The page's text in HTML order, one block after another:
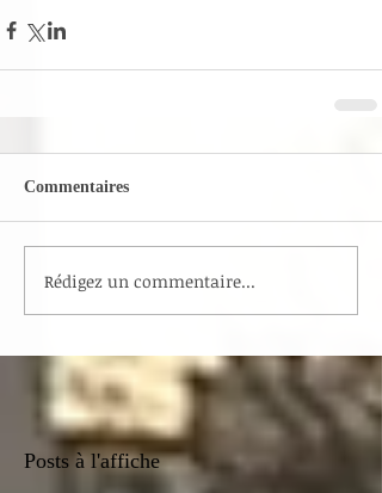
Commentaires
Rédigez un commentaire...
Posts à l'affiche